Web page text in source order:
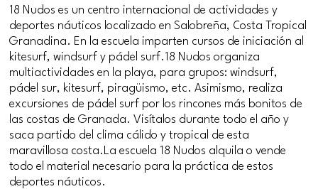
18 Nudos es un centro internacional de actividades y
deportes náuticos localizado en Salobreña, Costa Tropical
Granadina. En la escuela imparten cursos de iniciación al
kitesurf, windsurf y pádel surf.18 Nudos organiza
multiactividades en la playa, para grupos: windsurf,
pádel sur, kitesurf, piragüismo, etc. Asimismo, realiza
excursiones de pádel surf por los rincones más bonitos de
las costas de Granada. Visítalos durante todo el año y
saca partido del clima cálido y tropical de esta
maravillosa costa.La escuela 18 Nudos alquila o vende
todo el material necesario para la práctica de estos
deportes náuticos.